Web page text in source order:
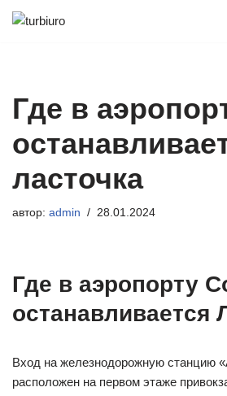
Где в
ласточка
автор: admin 28.01.2024
Где в аэропорту
останавливается
Вход на железнодорожную станцию
расположен на первом этаже